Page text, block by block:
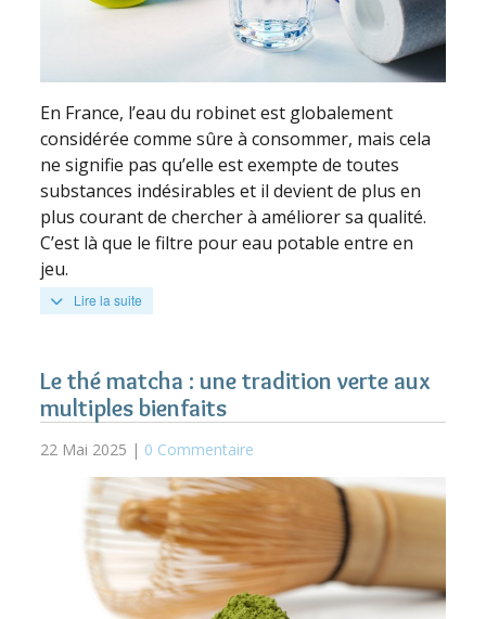
En France, l’eau du robinet est globalement
considérée comme sûre à consommer, mais cela
ne signifie pas qu’elle est exempte de toutes
substances indésirables et il devient de plus en
plus courant de chercher à améliorer sa qualité.
C’est là que le filtre pour eau potable entre en
jeu.
Lire la suite
Le thé matcha : une tradition verte aux
multiples bienfaits
22 Mai 2025 | 0 Commentaire